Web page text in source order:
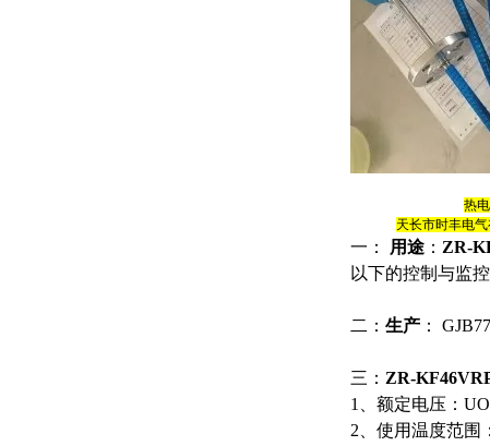
热
天长市时丰电
一： 用途 ： ZR-
以下的控制与监
二： 生产 ：
三： ZR-
1、额定电压：
2、使用温度范围